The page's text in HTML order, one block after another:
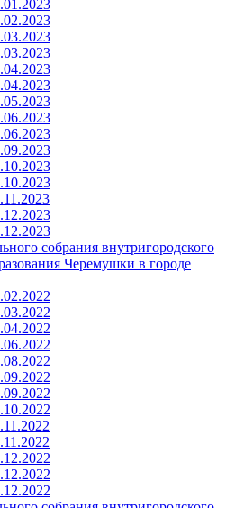
собрания внутригородского
Черемушки в городе